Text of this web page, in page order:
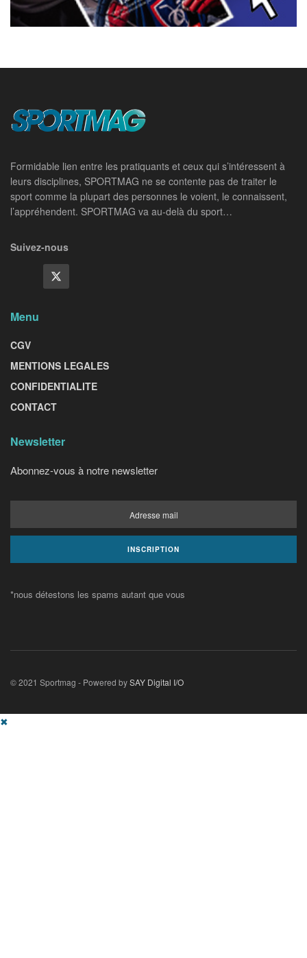
Formidable lien entre les pratiquants et ceux qui s’intéressent à
leurs disciplines, SPORTMAG ne se contente pas de traiter le
sport comme la plupart des personnes le voient, le connaissent,
l’appréhendent. SPORTMAG va au-delà du sport…
Suivez-nous
Menu
CGV
MENTIONS LEGALES
CONFIDENTIALITE
CONTACT
Newsletter
Abonnez-vous à notre newsletter
*nous détestons les spams autant que vous
© 2021 Sportmag - Powered bySAY Digital I/O
✖